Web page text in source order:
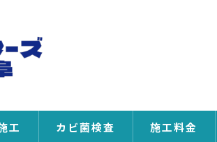
工 カビ菌検査 施工料金